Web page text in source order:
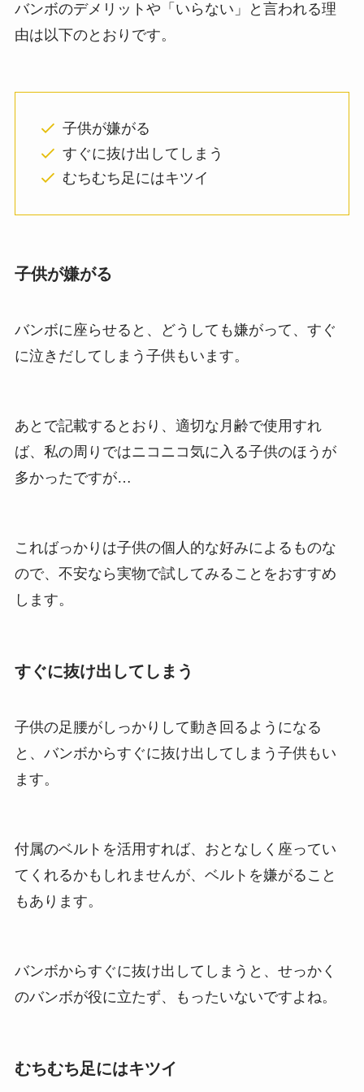
バンボのデメリットや「いらない」と言われる理
由は以下のとおりです。
子供が嫌がる
すぐに抜け出してしまう
むちむち足にはキツイ
子供が嫌がる
バンボに座らせると、どうしても嫌がって、すぐ
に泣きだしてしまう子供もいます。
あとで記載するとおり、適切な月齢で使用すれ
ば、私の周りではニコニコ気に入る子供のほうが
多かったですが…
こればっかりは子供の個人的な好みによるものな
ので、不安なら実物で試してみることをおすすめ
します。
すぐに抜け出してしまう
子供の足腰がしっかりして動き回るようになる
と、バンボからすぐに抜け出してしまう子供もい
ます。
付属のベルトを活用すれば、おとなしく座ってい
てくれるかもしれませんが、ベルトを嫌がること
もあります。
バンボからすぐに抜け出してしまうと、せっかく
のバンボが役に立たず、もったいないですよね。
むちむち足にはキツイ